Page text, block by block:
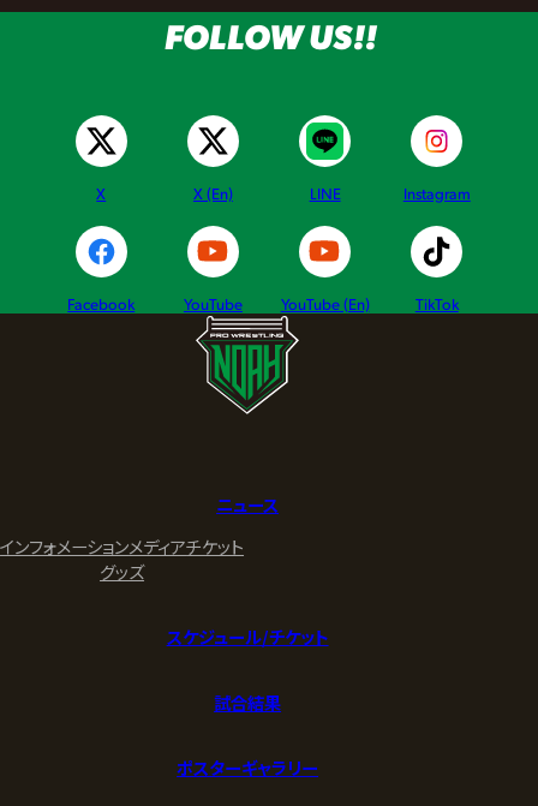
FOLLOW US!!
X X (En) LINE Instagram
Facebook YouTube YouTube (En) TikTok
ニュース
インフォメーションメディアチケット
グッズ
スケジュール/チケット
試合結果
ポスターギャラリー